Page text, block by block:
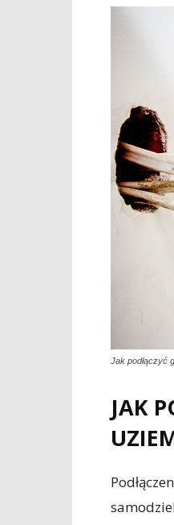
Jak podłączyć
JAK